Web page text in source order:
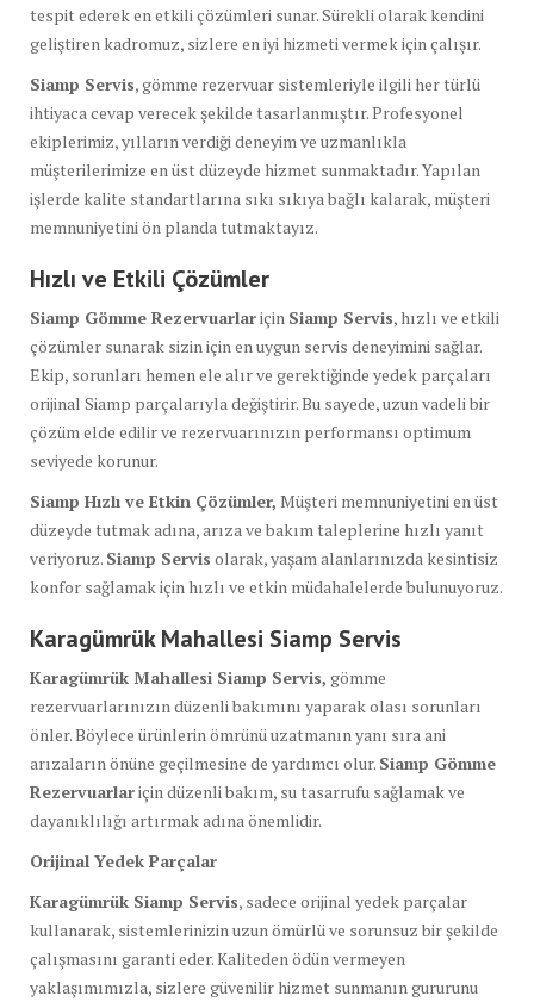
tespit ederek en etkili çözümleri sunar. Sürekli olarak kendini
geliştiren kadromuz, sizlere en iyi hizmeti vermek için çalışır.
Siamp Servis, gömme rezervuar sistemleriyle ilgili her türlü
ihtiyaca cevap verecek şekilde tasarlanmıştır. Profesyonel
ekiplerimiz, yılların verdiği deneyim ve uzmanlıkla
müşterilerimize en üst düzeyde hizmet sunmaktadır. Yapılan
işlerde kalite standartlarına sıkı sıkıya bağlı kalarak, müşteri
memnuniyetini ön planda tutmaktayız.
Hızlı ve Etkili Çözümler
Siamp Gömme Rezervuarlariçin Siamp Servis, hızlı ve etkili
çözümler sunarak sizin için en uygun servis deneyimini sağlar.
Ekip, sorunları hemen ele alır ve gerektiğinde yedek parçaları
orijinal Siamp parçalarıyla değiştirir. Bu sayede, uzun vadeli bir
çözüm elde edilir ve rezervuarınızın performansı optimum
seviyede korunur.
Siamp Hızlı ve Etkin Çözümler, Müşteri memnuniyetini en üst
düzeyde tutmak adına, arıza ve bakım taleplerine hızlı yanıt
veriyoruz. Siamp Servis olarak, yaşam alanlarınızda kesintisiz
konfor sağlamak için hızlı ve etkin müdahalelerde bulunuyoruz.
Karagümrük Mahallesi Siamp Servis
Karagümrük Mahallesi Siamp Servis, gömme
rezervuarlarınızın düzenli bakımını yaparak olası sorunları
önler. Böylece ürünlerin ömrünü uzatmanın yanı sıra ani
arızaların önüne geçilmesine de yardımcı olur. Siamp Gömme
Rezervuarlariçin düzenli bakım, su tasarrufu sağlamak ve
dayanıklılığı artırmak adına önemlidir.
Orijinal Yedek Parçalar
Karagümrük Siamp Servis, sadece orijinal yedek parçalar
kullanarak, sistemlerinizin uzun ömürlü ve sorunsuz bir şekilde
çalışmasını garanti eder. Kaliteden ödün vermeyen
yaklaşımımızla, sizlere güvenilir hizmet sunmanın gururunu